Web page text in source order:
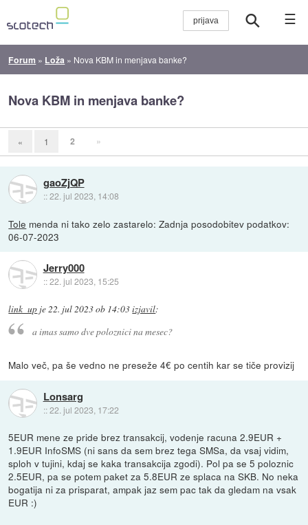
☰
Forum » Loža » Nova KBM in menjava banke?
Nova KBM in menjava banke?
« 1 2 »
gaoZjQP
::22. jul 2023, 14:08
Tole menda ni tako zelo zastarelo: Zadnja posodobitev podatkov:
06-07-2023
Jerry000
::22. jul 2023, 15:25
link_up je22. jul 2023 ob 14:03izjavil:
a imas samo dve poloznici na mesec?
Malo več, pa še vedno ne preseže 4€ po centih kar se tiče provizij
Lonsarg
::22. jul 2023, 17:22
5EUR mene ze pride brez transakcij, vodenje racuna 2.9EUR +
1.9EUR InfoSMS (ni sans da sem brez tega SMSa, da vsaj vidim,
sploh v tujini, kdaj se kaka transakcija zgodi). Pol pa se 5 poloznic
2.5EUR, pa se potem paket za 5.8EUR ze splaca na SKB. No neka
bogatija ni za prisparat, ampak jaz sem pac tak da gledam na vsak
EUR :)